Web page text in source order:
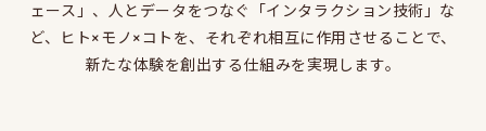
アクセス
ェース」、人とデータをつなぐ「インタラクション技術」な
ど、ヒト×モノ×コトを、それぞれ相互に作用させることで、
新たな体験を創出する仕組みを実現します。